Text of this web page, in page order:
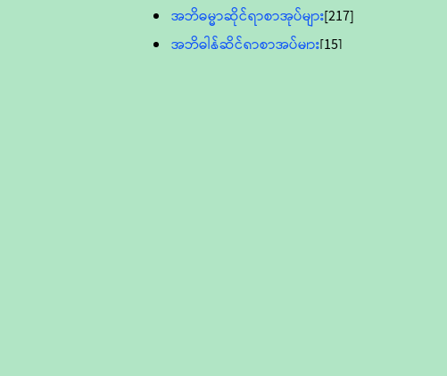
အဘိဓမ္မာဆိုင်ရာစာအုပ်များ[217]
အဘိဓါန်ဆိုင်ရာစာအုပ်များ[15]